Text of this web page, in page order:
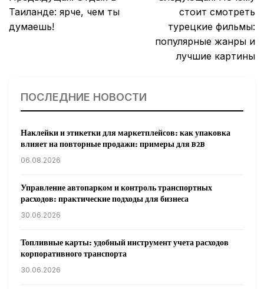
по
записям
Таиланде: ярче, чем ты
думаешь!
стоит смотреть
турецкие фильмы:
популярные жанры и
лучшие картины
ПОСЛЕДНИЕ НОВОСТИ
Наклейки и этикетки для маркетплейсов: как упаковка
влияет на повторные продажи: примеры для B2B
06.08.2026
Управление автопарком и контроль транспортных
расходов: практические подходы для бизнеса
30.06.2026
Топливные карты: удобный инструмент учета расходов
корпоративного транспорта
30.06.2026